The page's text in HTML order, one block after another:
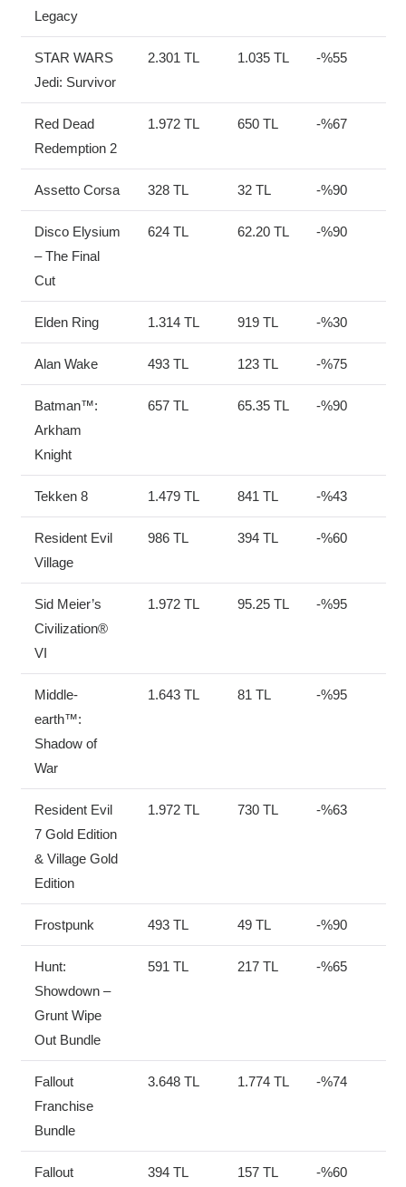
Legacy
STAR WARS
Jedi: Survivor
2.301 TL 1.035 TL -%55
Red Dead
Redemption 2
1.972 TL 650 TL -%67
Assetto Corsa 328 TL 32 TL -%90
Disco Elysium
– The Final
Cut
624 TL 62.20 TL -%90
Elden Ring 1.314 TL 919 TL -%30
Alan Wake 493 TL 123 TL -%75
Batman™:
Arkham
Knight
657 TL 65.35 TL -%90
Tekken 8 1.479 TL 841 TL -%43
Resident Evil
Village
986 TL 394 TL -%60
Sid Meier’s
Civilization®
VI
1.972 TL 95.25 TL -%95
Middle-
earth™:
Shadow of
War
1.643 TL 81 TL -%95
Resident Evil
7 Gold Edition
& Village Gold
Edition
1.972 TL 730 TL -%63
Frostpunk 493 TL 49 TL -%90
Hunt:
Showdown –
Grunt Wipe
Out Bundle
591 TL 217 TL -%65
Fallout
Franchise
Bundle
3.648 TL 1.774 TL -%74
Fallout 394 TL 157 TL -%60